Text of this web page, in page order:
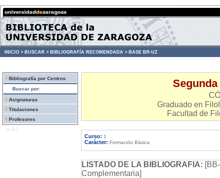
INICIO > BUSCAR > BIBLIOGRAFÍA RECOMENDADA > BASE BR-UZ
Bibliografía por Centros
Buscar por:
Asignaturas
Titulaciones
Profesores
v. 0.1
Graduado en
Facultad de
Curso: 1
Carácter: Formación Básica
LISTADO DE LA BIBLIOGRAFIA:
Complementaria]